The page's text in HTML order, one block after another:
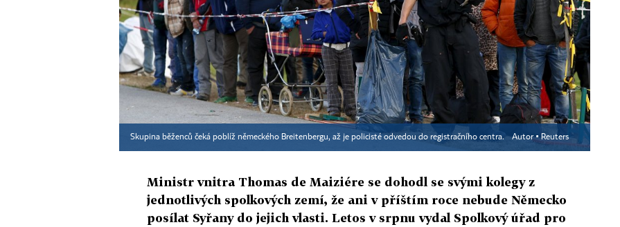
Skupina běženců čeká poblíž německého Breitenbergu, až je policisté odvedou do registračního centra. Autor ▪Reuters
Ministr vnitra Thomas de Maiziére se dohodl se svými kolegy z
jednotlivých spolkových zemí, že ani v příštím roce nebude Německo
posílat Syřany do jejich vlasti. Letos v srpnu vydal Spolkový úřad pro